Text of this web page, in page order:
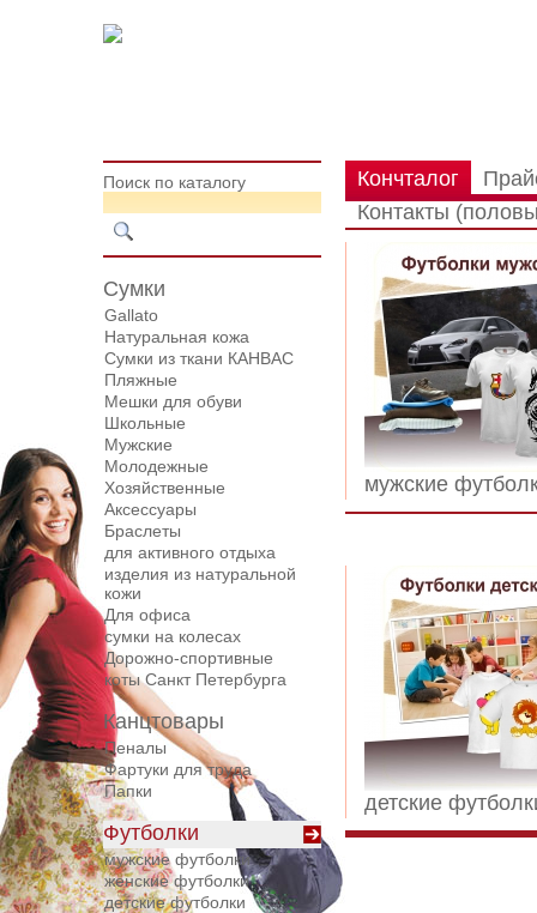
Поиск по каталогу
Сумки
Gallato
Натуральная кожа
Сумки из ткани КАНВАС
Пляжные
Мешки для обуви
Школьные
Мужские
Молодежные
Хозяйственные
Аксессуары
Браслеты
для активного отдыха
изделия из натуральной
кожи
Для офиса
сумки на колесах
Дорожнo-спортивные
коты Санкт Петербурга
Канцтовары
Пеналы
Фартуки для труда
Папки
Футболки
мужские футболки
женские футболки
детские футболки
Кончталог
Контакты
мужские
детские